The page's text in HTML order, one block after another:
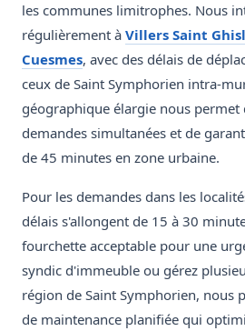
les communes limitrophes. Nous
régulièrement à Villers Saint
Cuesmes, avec des délais de
ceux de Saint Symphorien intra-
géographique élargie nous permet
demandes simultanées et de
de 45 minutes en zone urbaine.
Pour les demandes dans les
délais s'allongent de 15 à 30
fourchette acceptable pour une
syndic d'immeuble ou gérez
région de Saint Symphorien, nous
de maintenance planifiée qui